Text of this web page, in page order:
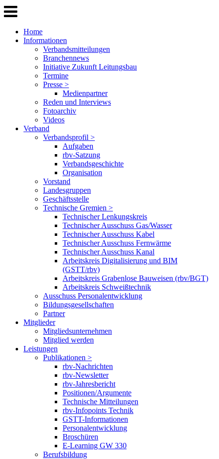
Home
Informationen
Verbandsmitteilungen
Branchennews
Initiative Zukunft Leitungsbau
Termine
Presse >
Medienpartner
Reden und Interviews
Fotoarchiv
Videos
Verband
Verbandsprofil >
Aufgaben
rbv-Satzung
Verbandsgeschichte
Organisation
Vorstand
Landesgruppen
Geschäftsstelle
Technische Gremien >
Technischer Lenkungskreis
Technischer Ausschuss Gas/Wasser
Technischer Ausschuss Kabel
Technischer Ausschuss Fernwärme
Technischer Ausschuss Kanal
Arbeitskreis Digitalisierung und BIM
(GSTT/rbv)
Arbeitskreis Grabenlose Bauweisen (rbv/BGT)
Arbeitskreis Schweißtechnik
Ausschuss Personalentwicklung
Bildungsgesellschaften
Partner
Mitglieder
Mitgliedsunternehmen
Mitglied werden
Leistungen
Publikationen >
rbv-Nachrichten
rbv-Newsletter
rbv-Jahresbericht
Positionen/Argumente
Technische Mitteilungen
rbv-Infopoints Technik
GSTT-Informationen
Personalentwicklung
Broschüren
E-Learning GW 330
Berufsbildung